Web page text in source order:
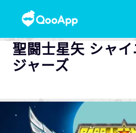
聖闘士星矢 シャ
ジャーズ